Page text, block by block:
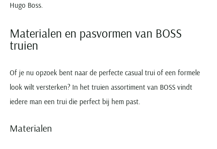
Hugo Boss.
Materialen en pasvormen van BOSS
truien
Of je nu opzoek bent naar de perfecte casual trui of een formele
look wilt versterken? In het truien assortiment van BOSS vindt
iedere man een trui die perfect bij hem past.
Materialen